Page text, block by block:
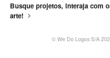
Busque projetos, interaja com
arte!
© We Do Logos S/A